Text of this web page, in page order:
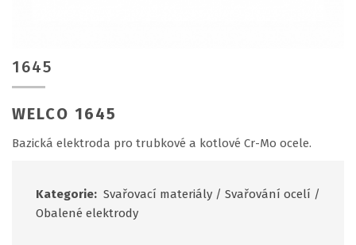
1645
WELCO 1645
Bazická elektroda pro trubkové a kotlové Cr-Mo ocele.
Kategorie: Svařovací materiály / Svařování ocelí /
Obalené elektrody